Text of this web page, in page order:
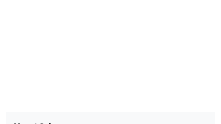
ZOMER OP HET PLEIN MET S10,